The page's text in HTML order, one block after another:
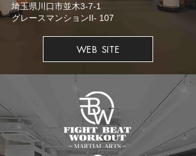
埼玉県川口市並木3-7-1
​グレースマンションII- 107
WEB SITE